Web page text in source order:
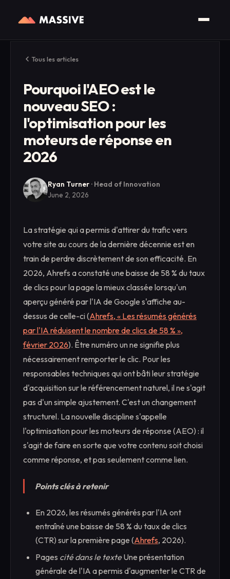
Tous les articles
Pourquoi l'AEO est le
nouveau SEO :
l'optimisation pour les
moteurs de réponse en
2026
Ryan Turner · Head of Innovation
June 2, 2026
La stratégie qui a permis d'attirer du trafic vers
votre site au cours de la dernière décennie est en
train de perdre discrètement de son efficacité. En
2026, Ahrefs a constaté une baisse de 58 % du taux
de clics pour la page la mieux classée lorsqu'un
aperçu généré par l'IA de Google s'affiche au-
dessus de celle-ci (Ahrefs, « Les résumés générés
par l'IA réduisent le nombre de clics de 58 % »,
février 2026). Être numéro un ne signifie plus
nécessairement remporter le clic. Pour les
responsables techniques qui ont bâti leur stratégie
d'acquisition sur le référencement naturel, il ne s'agit
pas d'un simple ajustement. C'est un changement
structurel. La nouvelle discipline s'appelle
l'optimisation pour les moteurs de réponse (AEO) : il
s'agit de faire en sorte que votre contenu soit choisi
comme réponse, et pas seulement comme lien.
Points clés à retenir
En 2026, les résumés générés par l'IA ont
entraîné une baisse de 58 % du taux de clics
(CTR) sur la première page (Ahrefs, 2026).
Pages cité dans le texteUne présentation
générale de l'IA a permis d'augmenter le CTR de